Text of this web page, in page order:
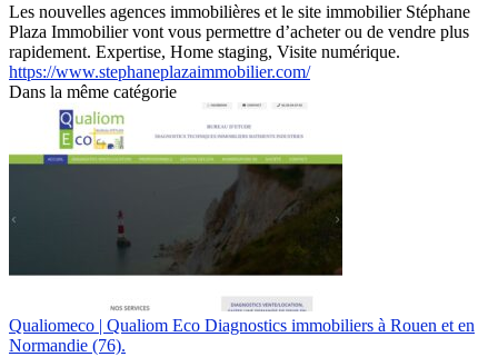
Les nouvelles agences immobilières et le site immobilier Stéphane
Plaza Immobilier vont vous permettre d’acheter ou de vendre plus
rapidement. Expertise, Home staging, Visite numérique.
https://www.stephaneplazaimmobilier.com/
Dans la même catégorie
Qualiomeco | Qualiom Eco Diagnostics immobiliers à Rouen et en
Normandie (76).